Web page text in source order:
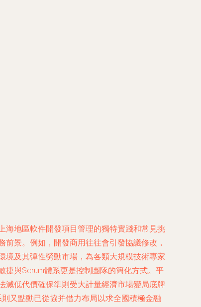
海地區軟件開發項目管理的獨特實踐和常見挑
景。例如，開發商用往往會引發協議修改，
境及其彈性勞動市場，為各類大規模技術專家
捷與Scrum體系更是控制團隊的簡化方式。平
減低代價確保準則受大計量經濟市場變局底牌
又點動已從協并借力布局以求全國積極金融